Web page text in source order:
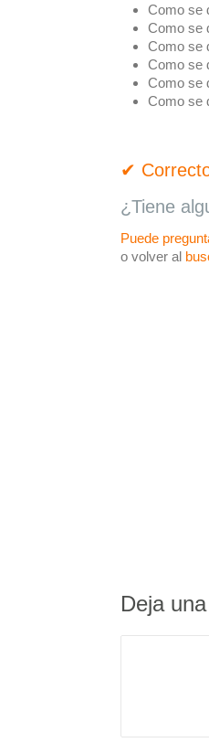
Como se
Como se
Como se
Como se
Como se
Como se
✔
¿Tiene
Puede
o volver al
Deja